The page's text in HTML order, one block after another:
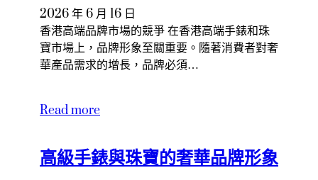
2026 年 6 月 16 日
香港高端品牌市場的競爭 在香港高端手錶和珠
寶市場上，品牌形象至關重要。隨著消費者對奢
華產品需求的增長，品牌必須…
Read more
高級手錶與珠寶的奢華品牌形象